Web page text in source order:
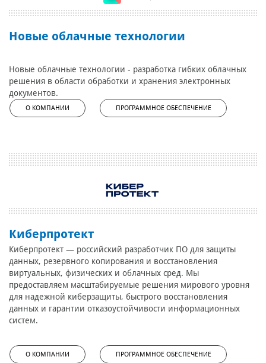
Новые облачные технологии
Новые облачные технологии - разработка гибких облачных
решения в области обработки и хранения электронных
документов.
О КОМПАНИИ ПРОГРАММНОЕ ОБЕСПЕЧЕНИЕ
Киберпротект
Киберпротект — российский разработчик ПО для защиты
данных, резервного копирования и восстановления
виртуальных, физических и облачных сред. Мы
предоставляем масштабируемые решения мирового уровня
для надежной киберзащиты, быстрого восстановления
данных и гарантии отказоустойчивости информационных
систем.
О КОМПАНИИ ПРОГРАММНОЕ ОБЕСПЕЧЕНИЕ